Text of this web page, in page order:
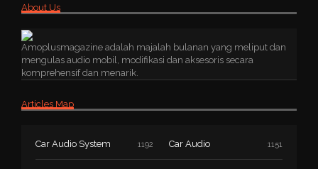
About Us
Amoplusmagazine adalah majalah bulanan yang meliput dan
mengulas audio mobil, modifikasi dan aksesoris secara
komprehensif dan menarik.
Articles Map
Car Audio System 1192 Car Audio 1151